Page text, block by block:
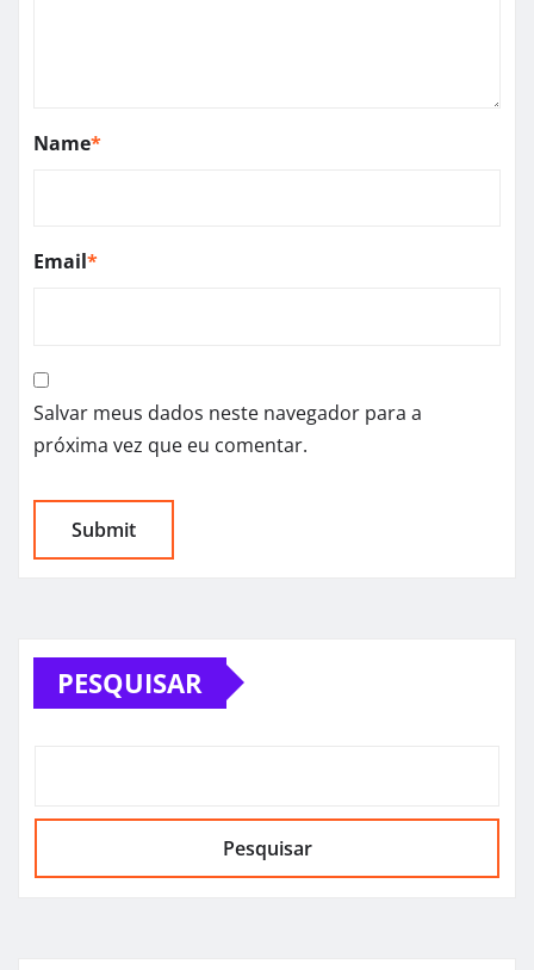
Name*
Email*
Salvar meus dados neste navegador para a
próxima vez que eu comentar.
PESQUISAR
Pesquisar